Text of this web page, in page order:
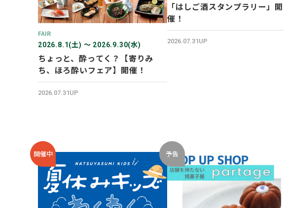
FAIR
2026.8.1(土) 〜 2026.9.30(水)
ちょっと、酔ってく？【寄りみ
ち、ほろ酔いフェア】開催！
2026.07.31UP
「はしご酒スタンプラリー」開
催！
2026.07.31UP
開催中 予告